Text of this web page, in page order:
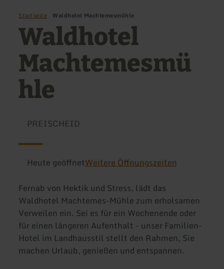
Startseite Waldhotel Machtemesmühle
Waldhotel
Machtemesmü
hle
PREISCHEID
Heute geöffnetWeitere Öffnungszeiten
Fernab von Hektik und Stress, lädt das
Waldhotel Machtemes-Mühle zum erholsamen
Verweilen ein. Sei es für ein Wochenende oder
für einen längeren Aufenthalt - unser Familien-
Hotel im Landhausstil stellt den Rahmen, Sie
machen Urlaub, genießen und entspannen.